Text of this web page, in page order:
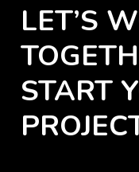
LET’S
START